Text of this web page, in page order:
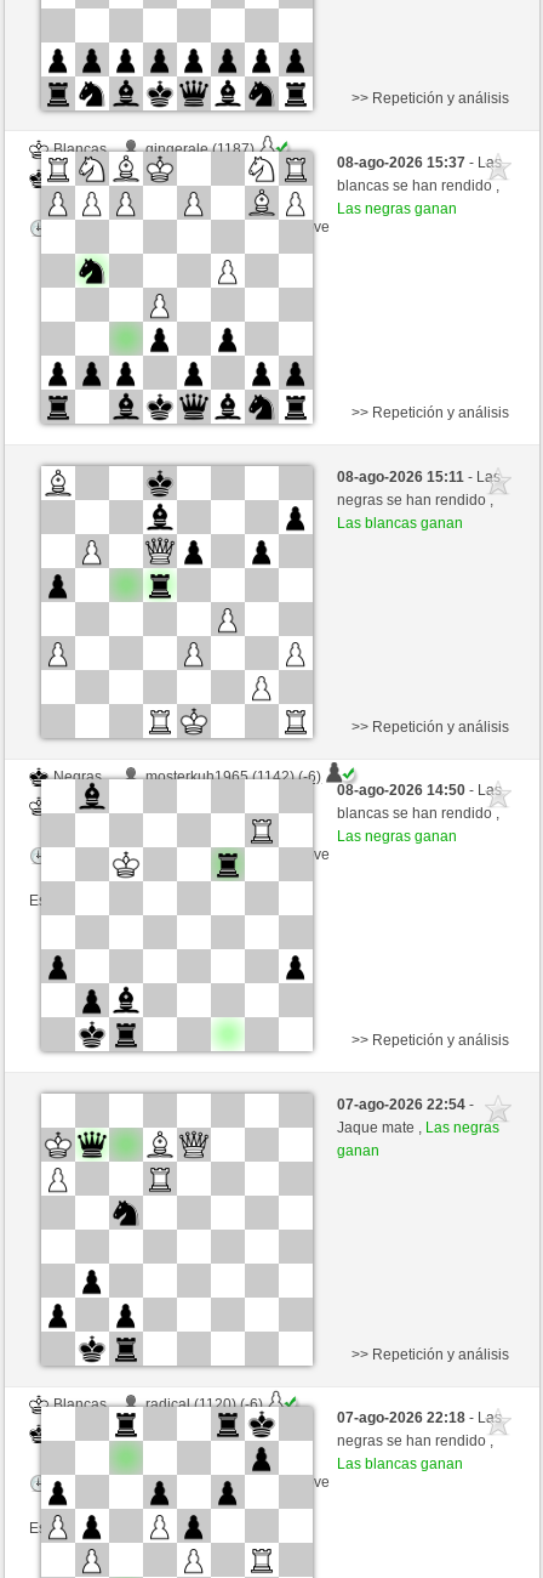
Blancas
gingerale (1187)
Negras
Frco66 (1399)
Tiempo: 5 minutes/side + 0 seconds/move
>> Repetición y análisis
08-ago-2026 15:37- Las
blancas se han rendido ,
Las negras ganan
Blancas
RJAMF (1196) (-8)
Negras
Frco66 (1391) (+8)
Tiempo: 10 minutes/side + 5 seconds/move
Esta partida es por puntos
>> Repetición y análisis
08-ago-2026 15:11- Las
negras se han rendido ,
Las blancas ganan
Negras
mosterkuh1965 (1142) (-6)
Blancas
Tiempo: 5 minutes/side + 8 seconds/move
Esta partida es por puntos
>> Repetición y análisis
08-ago-2026 14:50- Las
blancas se han rendido ,
Las negras ganan
Blancas
RAUL638 (977) (-3)
Tiempo: 6 minutes/side + 16 seconds/move
Esta partida es por puntos
>> Repetición y análisis
07-ago-2026 22:54-
Jaque mate , Las negras
ganan
Blancas
radical (1120) (-6)
Frco66 (1376) (+6)
Tiempo: 8 minutes/side + 8 seconds/move
Esta partida es por puntos
>> Repetición y análisis
07-ago-2026 22:18- Las
negras se han rendido ,
Las blancas ganan